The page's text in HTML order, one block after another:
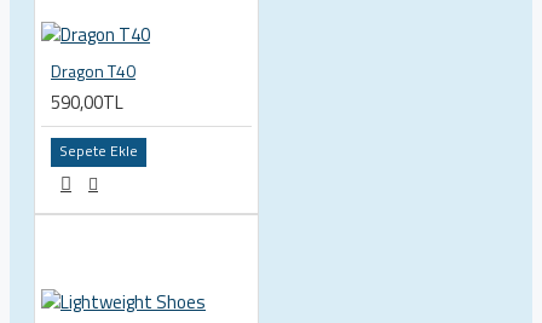
Dragon T40
590,00TL
Sepete Ekle